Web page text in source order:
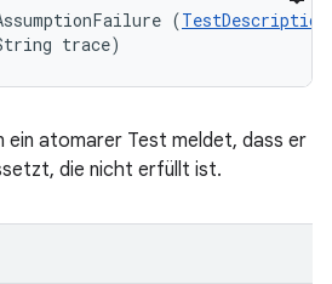
(TestDescription
trace)
ein atomarer Test meldet, dass er
die nicht erfüllt ist.